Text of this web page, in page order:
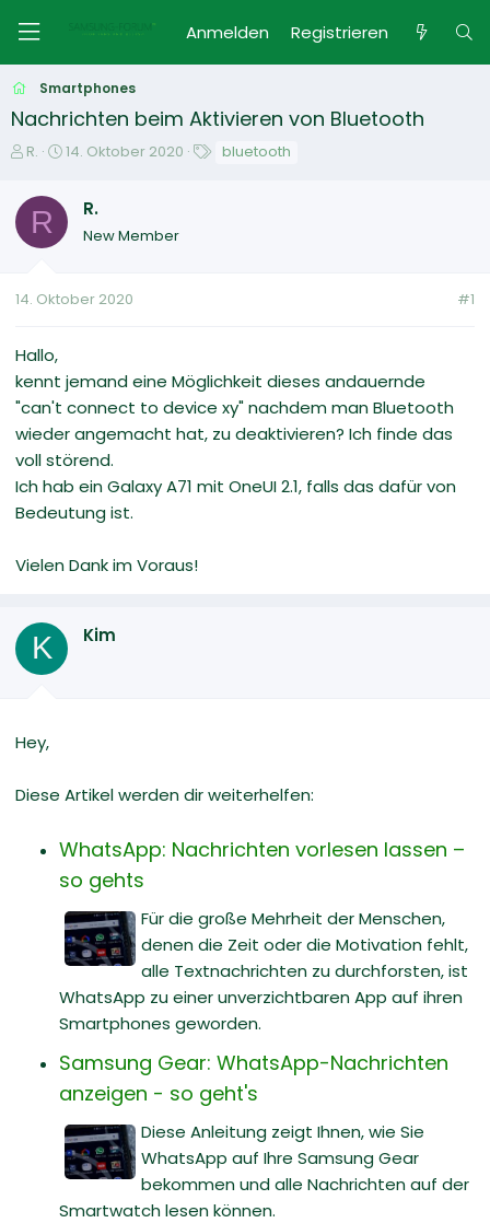
Anmelden Registrieren
Smartphones
Nachrichten beim Aktivieren von Bluetooth
E
s
e
e
R.
E
t
e
t
14. Oktober 2020 bluetooth
R R.
New Member
14. Oktober 2020 #1
Hallo,
kennt jemand eine Möglichkeit dieses andauernde
"can't connect to device xy" nachdem man Bluetooth
wieder angemacht hat, zu deaktivieren? Ich finde das
voll störend.
Ich hab ein Galaxy A71 mit OneUI 2.1, falls das dafür von
Bedeutung ist.
Vielen Dank im Voraus!
K Kim
Hey,
Diese Artikel werden dir weiterhelfen:
WhatsApp: Nachrichten vorlesen lassen –
so gehts
Für die große Mehrheit der Menschen,
denen die Zeit oder die Motivation fehlt,
alle Textnachrichten zu durchforsten, ist
WhatsApp zu einer unverzichtbaren App auf ihren
Smartphones geworden.
Samsung Gear: WhatsApp-Nachrichten
anzeigen - so geht's
Diese Anleitung zeigt Ihnen, wie Sie
WhatsApp auf Ihre Samsung Gear
bekommen und alle Nachrichten auf der
Smartwatch lesen können.